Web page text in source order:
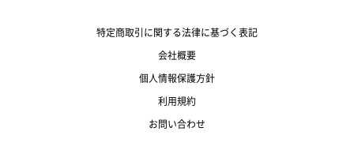
特定商取引に関する法律に基づく表記
会社概要
個人情報保護方針
利用規約
お問い合わせ